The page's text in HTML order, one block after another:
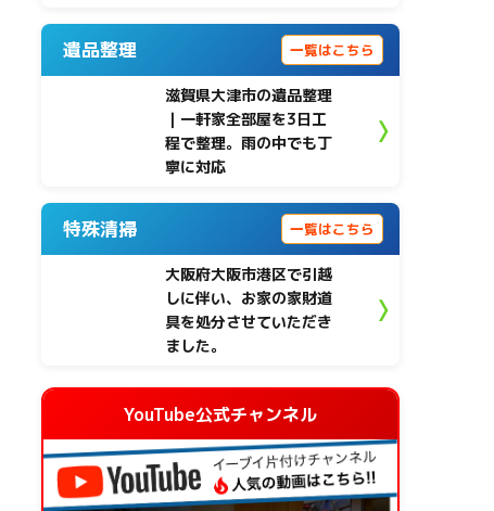
遺品整理 一覧はこちら
滋賀県大津市の遺品整理
｜一軒家全部屋を3日工
程で整理。雨の中でも丁
寧に対応
特殊清掃 一覧はこちら
大阪府大阪市港区で引越
しに伴い、お家の家財道
具を処分させていただき
ました。
YouTube公式チャンネル